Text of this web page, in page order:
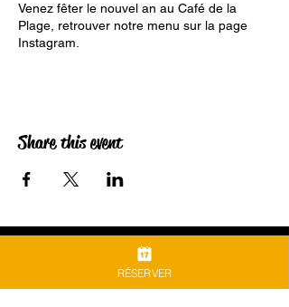
Venez fêter le nouvel an au Café de la
Plage, retrouver notre menu sur la page
Instagram.
Share this event
​1rue de l'Océan
RÉSERVER